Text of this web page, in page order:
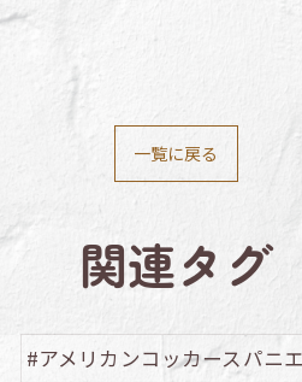
一覧に戻る
関連タグ
#アメリカンコッカースパニ